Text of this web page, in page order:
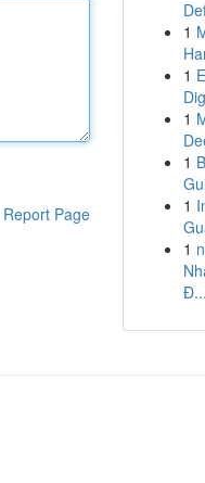
Report Page
1
1
1
1
1
1
Đ...